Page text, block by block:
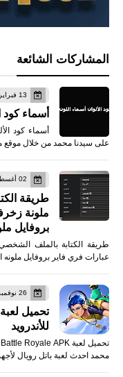
المشاركات الشائعة
13 فبراير 2020
أسماء كود
أسماء كود
على سيدنا محمد من خلال
02 أغسطس 2021
طريقة
ملونة
بروفايل
طريقة الكتابة بالملف
عبارات فري فاير بروفايل
26 نوفمبر 2022
للأندرويد
محمد احدث لعبة باتل رويال